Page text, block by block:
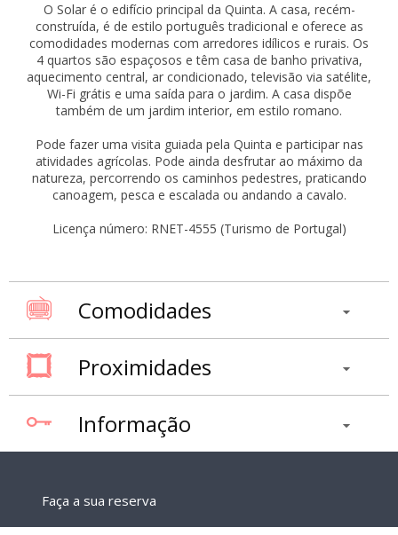
O Solar é o edifício principal da Quinta. A casa, recém-
construída, é de estilo português tradicional e oferece as
comodidades modernas com arredores idílicos e rurais. Os
4 quartos são espaçosos e têm casa de banho privativa,
aquecimento central, ar condicionado, televisão via satélite,
Wi-Fi grátis e uma saída para o jardim. A casa dispõe
também de um jardim interior, em estilo romano.
Pode fazer uma visita guiada pela Quinta e participar nas
atividades agrícolas. Pode ainda desfrutar ao máximo da
natureza, percorrendo os caminhos pedestres, praticando
canoagem, pesca e escalada ou andando a cavalo.
Licença número: RNET-4555 (Turismo de Portugal)
Comodidades
Proximidades
Informação
Faça a sua reserva